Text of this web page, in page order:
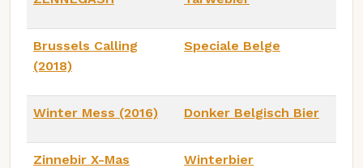
Brussels Calling
(2018)
Speciale Belge
Winter Mess (2016) Donker Belgisch Bier
Zinnebir X-Mas Winterbier